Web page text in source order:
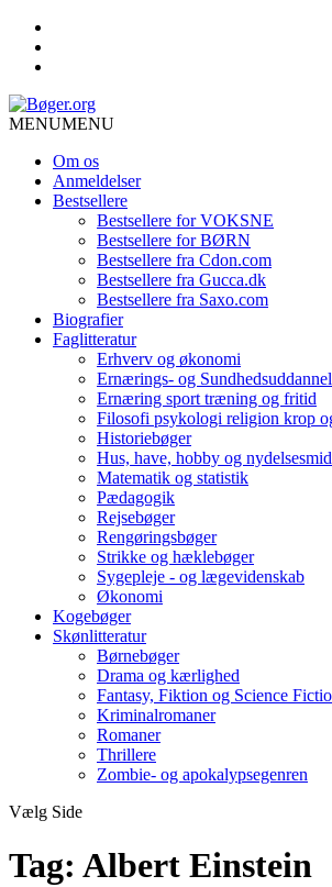
MENUMENU
Om os
Anmeldelser
Bestsellere
Bestsellere for VOKSNE
Bestsellere for BØRN
Bestsellere fra Cdon.com
Bestsellere fra Gucca.dk
Bestsellere fra Saxo.com
Biografier
Faglitteratur
Erhverv og økonomi
Ernærings- og
Ernæring sport træning og fritid
Filosofi psykologi religion krop
Historiebøger
Hus, have, hobby og
Matematik og statistik
Pædagogik
Rejsebøger
Rengøringsbøger
Strikke og hæklebøger
Sygepleje - og lægevidenskab
Økonomi
Kogebøger
Skønlitteratur
Børnebøger
Drama og kærlighed
Fantasy, Fiktion og Science
Kriminalromaner
Romaner
Thrillere
Zombie- og apokalypsegenren
Vælg Side
Tag: Albert Einstein